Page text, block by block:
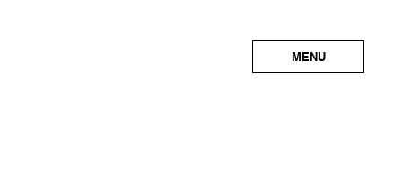
MENU